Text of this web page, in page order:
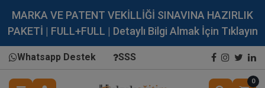
MARKA VE PATENT VEKİLLİĞİ SINAVINA HAZIRLIK
PAKETİ | FULL+FULL | Detaylı Bilgi Almak İçin Tıklayın
Whatsapp Destek SSS
0